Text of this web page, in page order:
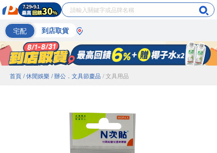
宅配 到店取貨
首頁 / 休閒娛樂 / 辦公．文具節慶品 / 文具用品